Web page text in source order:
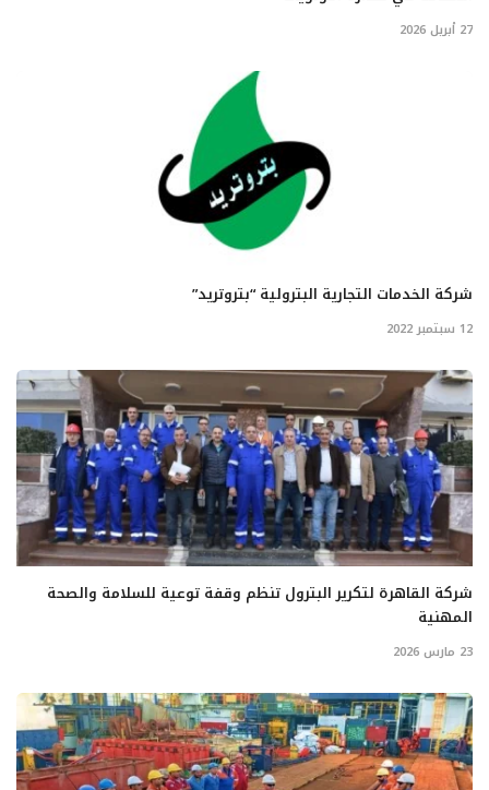
27 أبريل 2026
شركة الخدمات التجارية البترولية “بتروتريد”
12 سبتمبر 2022
شركة القاهرة لتكرير البترول تنظم وقفة توعية للسلامة والصحة
المهنية
23 مارس 2026